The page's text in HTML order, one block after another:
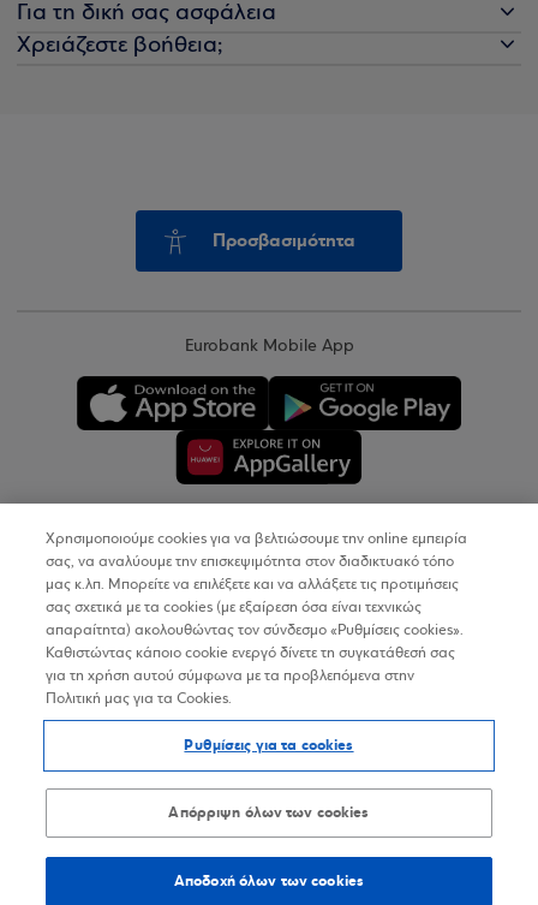
Για τη δική σας ασφάλεια
Χρειάζεστε βοήθεια;
Προσβασιμότητα
Eurobank Mobile App
Copyright © 2026
Όροι Χρήσης
Προσωπικά Δεδομένα στον Διαδικτυακό Τόπο
Δήλωση Προσβασιμότητας
Sitemap
Χρησιμοποιούμε cookies για να βελτιώσουμε την online εμπειρία
σας, να αναλύουμε την επισκεψιμότητα στον διαδικτυακό τόπο
μας κ.λπ. Μπορείτε να επιλέξετε και να αλλάξετε τις προτιμήσεις
σας σχετικά με τα cookies (με εξαίρεση όσα είναι τεχνικώς
απαραίτητα) ακολουθώντας τον σύνδεσμο «Ρυθμίσεις cookies».
Καθιστώντας κάποιο cookie ενεργό δίνετε τη συγκατάθεσή σας
για τη χρήση αυτού σύμφωνα με τα προβλεπόμενα στην
Πολιτική μας για τα Cookies.
Ρυθμίσεις για τα cookies
Απόρριψη όλων των cookies
Αποδοχή όλων των cookies